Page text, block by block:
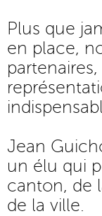
Plus que
en place,
Jean
un élu qui
canton, de
de la ville.